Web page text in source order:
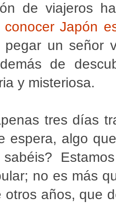
de viajeros
conocer Japón
pegar un señor
de
y misteriosa.
tres días
espera, algo
no es más
otros años, que